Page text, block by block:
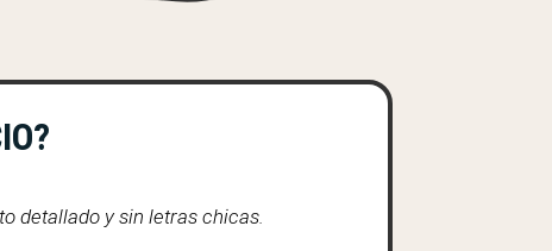
detallado y sin letras chicas.